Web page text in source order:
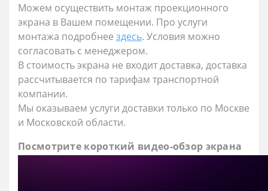
Можем осуществить монтаж проекционного
экрана в Вашем помещении. Про услуги
монтажа подробнее здесь. Условия можно
согласовать с менеджером.
В стоимость экрана не входит доставка, доставка
рассчитывается по тарифам транспортной
компании.
Мы оказываем услуги доставки только по Москве
и Московской области.
Посмотрите короткий видео-обзор экрана